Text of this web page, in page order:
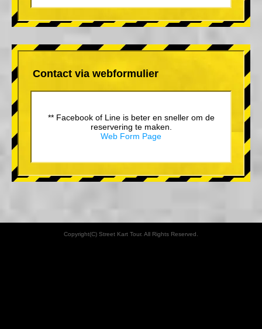
Contact via webformulier
** Facebook of Line is beter en sneller om de
reservering te maken.
Web Form Page
Copyright(C) Street Kart Tour. All Rights Reserved.